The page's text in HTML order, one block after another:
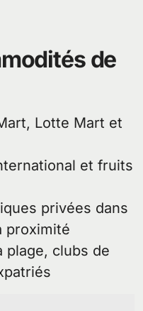
de
Lotte Mart et
et fruits
privées dans
proximité
plage, clubs de